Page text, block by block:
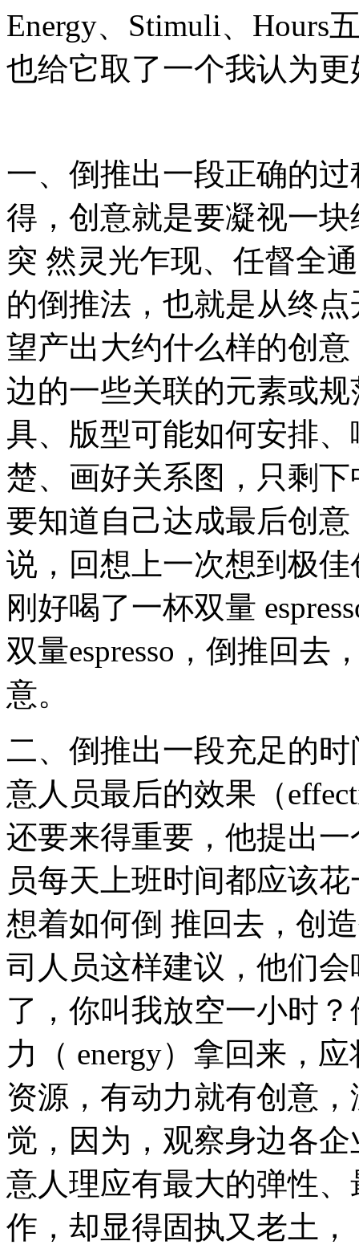
Energy、Stimuli、Hours
也给它取了一个我认为
一、倒推出一段正确的
得，创意就是要凝视一
突 然灵光乍现、任督全
的倒推法，也就是从终
望产出大约什么样的创
边的一些关联的元素或
具、版型可能如何安排
楚、画好关系图，只剩
要知道自己达成最后创
说，回想上一次想到极
刚好喝了一杯双量
双量espresso，倒推回去
意。
二、倒推出一段充足的
意人员最后的效果（
还要来得重要，他提出
员每天上班时间都应该
想着如何倒 推回去，创
司人员这样建议，他们
了，你叫我放空一小时
力（ energy）拿回来，
资源，有动力就有创意
觉，因为，观察身边各
意人理应有最大的弹性
作，却显得固执又老土